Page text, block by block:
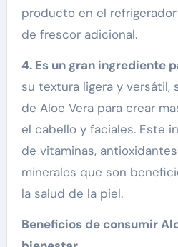
producto en el
de frescor adicional.
4. Es un gran ingrediente
su textura ligera y versátil,
de Aloe Vera para crear
el cabello y faciales. Este
de vitaminas,
minerales que son
la salud de la piel.
Beneficios de consumir